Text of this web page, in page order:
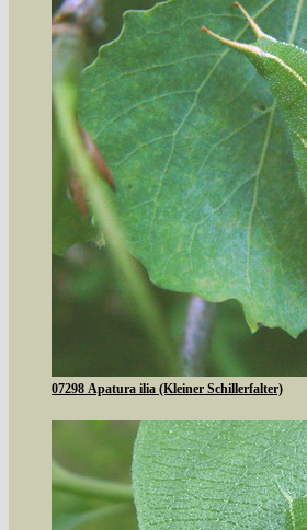
07298 Apatura ilia (Kleiner Schillerfalter)